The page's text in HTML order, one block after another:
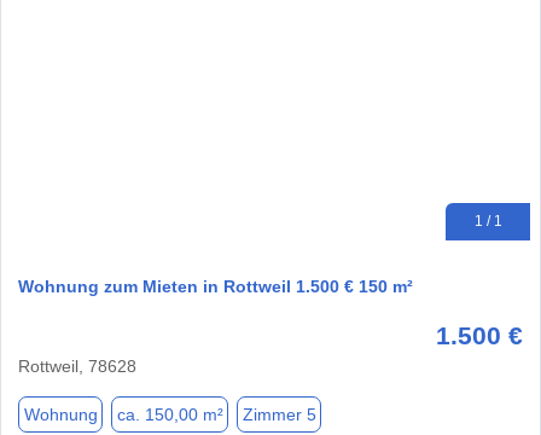
1 / 1
Wohnung zum Mieten in Rottweil 1.500 € 150 m²
1.500 €
Rottweil, 78628
Wohnung ca. 150,00 m² Zimmer 5